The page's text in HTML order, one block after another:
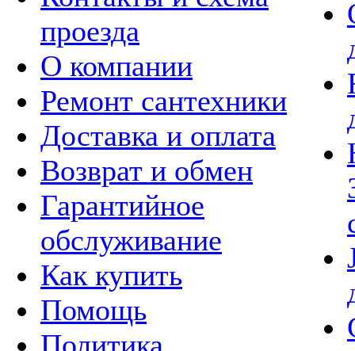
проезда
О компании
Ремонт сантехники
Доставка и оплата
Возврат и обмен
Гарантийное
обслуживание
Как купить
Помощь